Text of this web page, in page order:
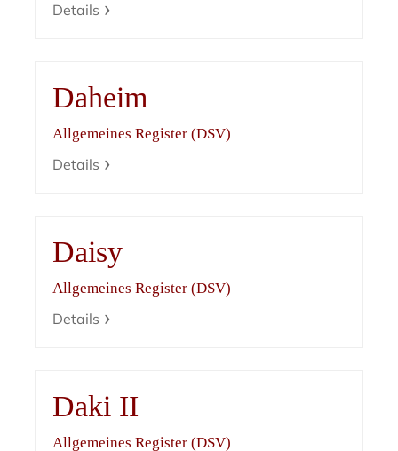
Details
Daheim
Allgemeines Register (DSV)
Details
Daisy
Allgemeines Register (DSV)
Details
Daki II
Allgemeines Register (DSV)